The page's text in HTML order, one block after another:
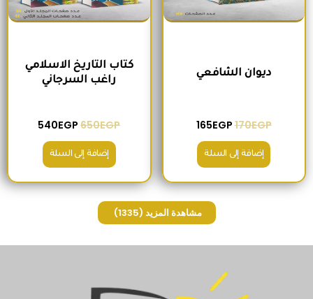
ديوان الشافعي
170EGP
165EGP
إضافة إلى السلة
كتاب التاريخ الاسلامي
راغب السرجاني
650EGP
540EGP
إضافة إلى السلة
مشاهدة المزيد (1335)